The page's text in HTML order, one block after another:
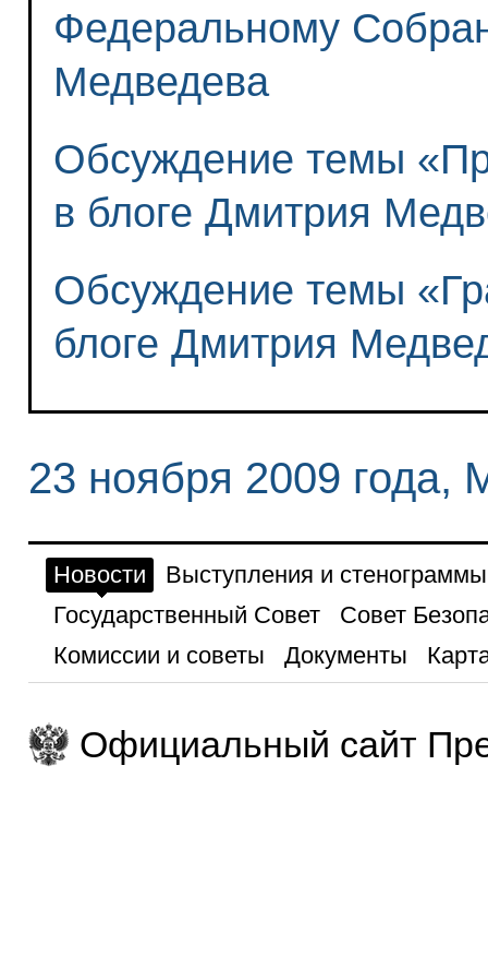
Федеральному
Медведева
Обсуждение темы
в блоге Дмитрия
Обсуждение темы
блоге Дмитрия
23 ноября 2009 года,
Новости
Выступления и стенограммы
Государственный Совет
Совет
Комиссии и советы
Документы
Официальный сайт